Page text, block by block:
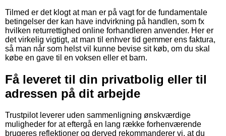
Tilmed er det klogt at man er på vagt for de fundamentale
betingelser der kan have indvirkning på handlen, som fx
hvilken returrettighed online forhandleren anvender. Her er
det virkelig vigtigt, at man til enhver tid gemmer ens faktura,
så man når som helst vil kunne bevise sit køb, om du skal
købe en gave til en voksen eller et barn.
Få leveret til din privatbolig eller til
adressen på dit arbejde
Trustpilot leverer uden sammenligning ønskværdige
muligheder for at eftergå en lang række forhenværende
brugeres reflektioner og derved rekommanderer vi, at du